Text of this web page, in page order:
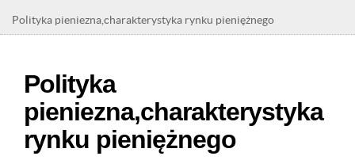
Polityka pieniezna,charakterystyka rynku pieniężnego
Polityka
pieniezna,charakterystyka
rynku pieniężnego